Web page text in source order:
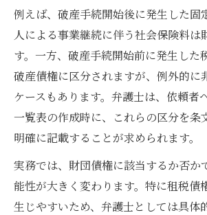
例えば、破産手続開始後に発生した固
人による事業継続に伴う社会保険料は
す。一方、破産手続開始前に発生した
破産債権に区分されますが、例外的に
ケースもあります。弁護士は、依頼者
一覧表の作成時に、これらの区分を条
明確に記載することが求められます。
実務では、財団債権に該当するか否か
能性が大きく変わります。特に租税債
生じやすいため、弁護士としては具体